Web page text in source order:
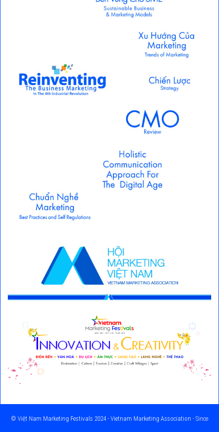
© Việt Nam Marketing Festivals 2024 - Vietnam Marketing Association - Since